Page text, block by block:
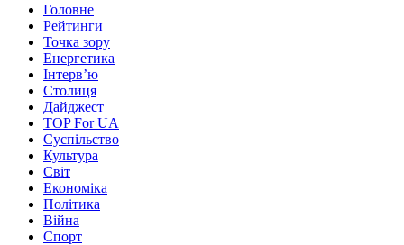
Головне
Рейтинги
Точка зору
Енергетика
Інтерв’ю
Столиця
Дайджест
TOP For UA
Суспiльство
Культура
Світ
Економіка
Політика
Війна
Спорт